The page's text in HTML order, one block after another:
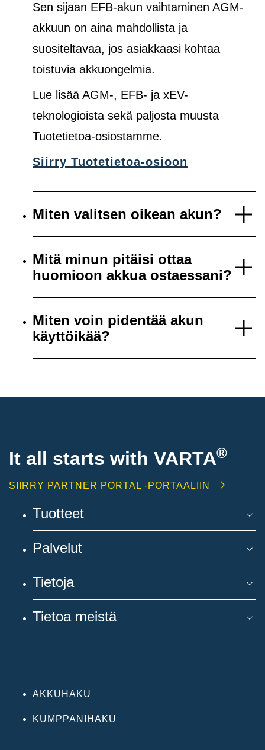
Sen sijaan EFB-akun vaihtaminen AGM-
akkuun on aina mahdollista ja
suositeltavaa, jos asiakkaasi kohtaa
toistuvia akkuongelmia.
Lue lisää AGM-, EFB- ja xEV-
teknologioista sekä paljosta muusta
Tuotetietoa-osiostamme.
Siirry Tuotetietoa-osioon
Miten valitsen oikean akun?
Mitä minun pitäisi ottaa
huomioon akkua ostaessani?
Miten voin pidentää akun
käyttöikää?
It all starts with VARTA®
SIIRRY PARTNER PORTAL -PORTAALIIN
Tuotteet
Palvelut
Tietoja
Tietoa meistä
AKKUHAKU
KUMPPANIHAKU